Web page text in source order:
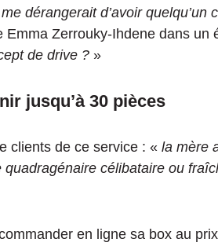
dérangerait d’avoir quelqu’un
Emma Zerrouky-Ihdene dans un
de drive ? »
jusqu’à 30 pièces
clients de ce service : « la mère
quadragénaire célibataire ou
en ligne sa box au